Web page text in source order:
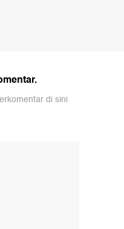
di sini